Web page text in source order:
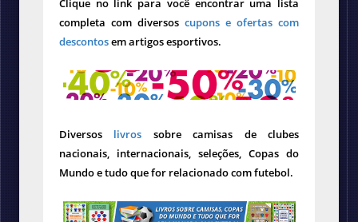
Clique no link para você encontrar uma lista
completa com diversos cupons e ofertas com
descontosem artigos esportivos.
Diversos livros sobre camisas de clubes
nacionais, internacionais, seleções, Copas do
Mundo e tudo que for relacionado com futebol.